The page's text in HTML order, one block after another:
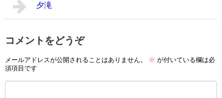
夕滝
コメントをどうぞ
メールアドレスが公開されることはありません。 ※ が付いている欄は必
須項目です